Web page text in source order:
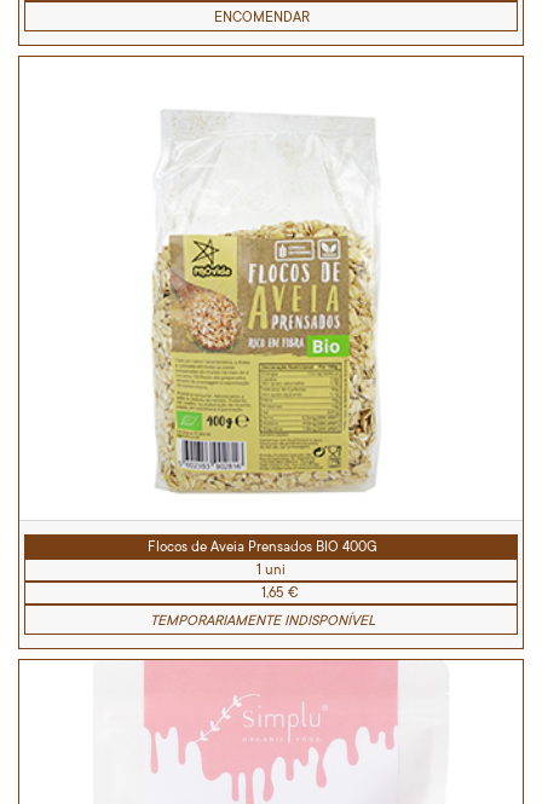
ENCOMENDAR
Flocos de Aveia Prensados BIO 400G
1 uni
1,65 €
TEMPORARIAMENTE INDISPONÍVEL